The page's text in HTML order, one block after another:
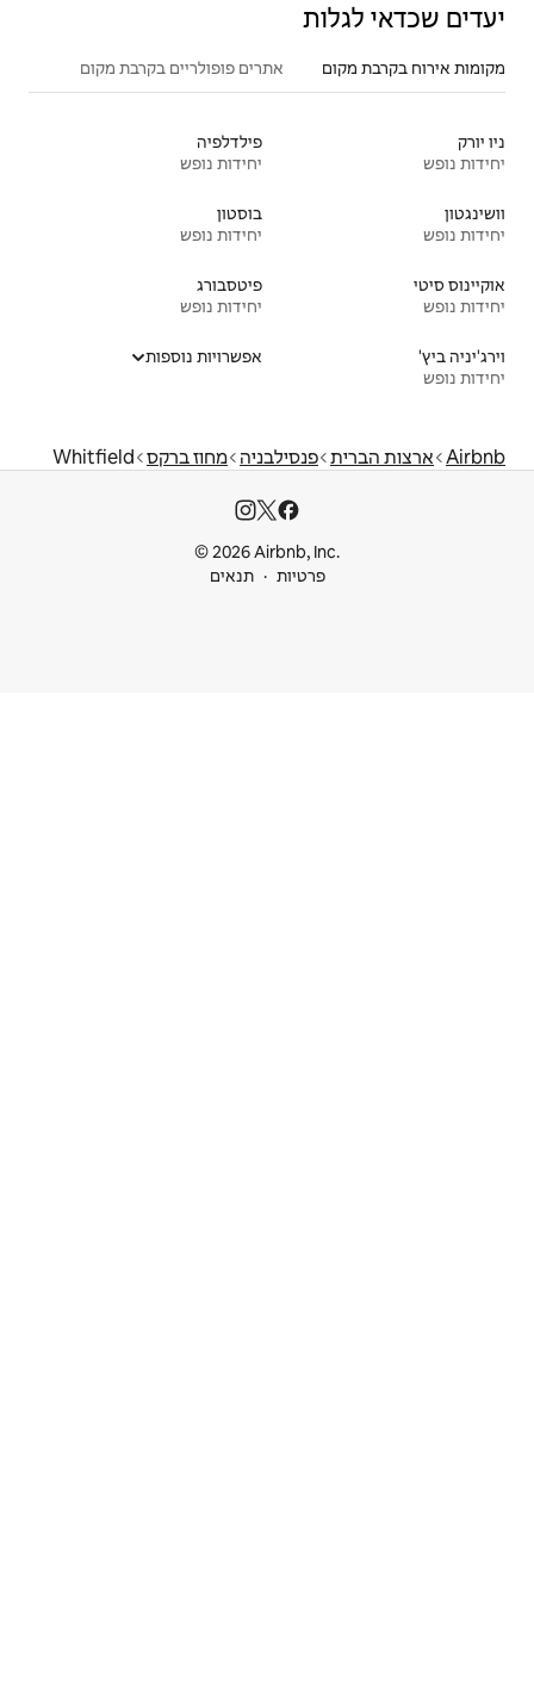
אתרים פופולריים בקרבת מקום
פילדלפיה
יחידות נופש
בוסטון
יחידות נופש
פיטסבורג
יחידות נופש
אפשרויות נוספות
מחוז ברקס Whitfield